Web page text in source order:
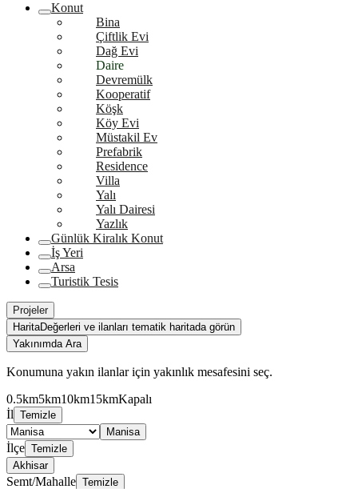
Konut
Bina
Çiftlik Evi
Dağ Evi
Daire
Devremülk
Kooperatif
Köşk
Köy Evi
Müstakil Ev
Prefabrik
Residence
Villa
Yalı
Yalı Dairesi
Yazlık
Günlük Kiralık Konut
İş Yeri
Arsa
Turistik Tesis
Projeler
HaritaDeğerleri ve ilanları tematik haritada görün
Yakınımda Ara
Konumuna yakın ilanlar için yakınlık mesafesini seç.
0.5km5km10km15kmKapalı
İl Temizle
Manisa
İlçe Temizle
Akhisar
Semt/Mahalle Temizle